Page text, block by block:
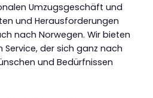
Umzugsgeschäft und
und Herausforderungen
nach Norwegen. Wir bieten
der sich ganz nach
und Bedürfnissen